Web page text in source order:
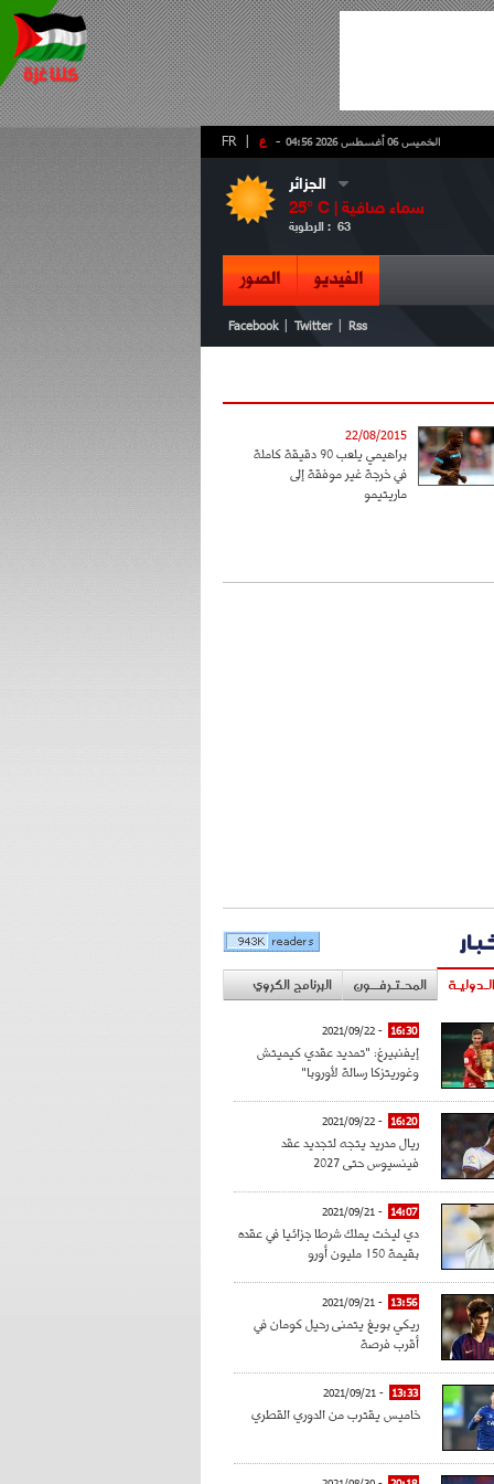
- ع FR الخميس 06 أغسطس 2026 04:56
الجزائر
25° C | سماء صافية
الرطوبة : 63
الفيديو الصور
Facebook Twitter Rss
22/08/2015
براهيمي يلعب 90 دقيقة كاملة
في خرجة غير موفقة إلى
ماريتيمو
المحـتـرفــون البرنامج الكروي
16:30
- 2021/09/22
إيفنبيرغ: "تمديد عقدي كيميتش
وغوريتزكا رسالة لأوروبا"
16:20
- 2021/09/22
ريال مدريد يتجه لتجديد عقد
فينسيوس حتى 2027
14:07
- 2021/09/21
دي ليخت يملك شرطا جزائيا في عقده
بقيمة 150 مليون أورو
13:56
- 2021/09/21
ريكي بويغ يتمنى رحيل كومان في
أقرب فرصة
13:33
- 2021/09/21
خاميس يقترب من الدوري القطري